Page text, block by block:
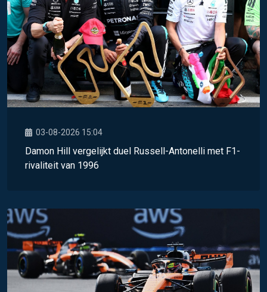
03-08-2026 15:04
Damon Hill vergelijkt duel Russell-Antonelli met F1-
rivaliteit van 1996